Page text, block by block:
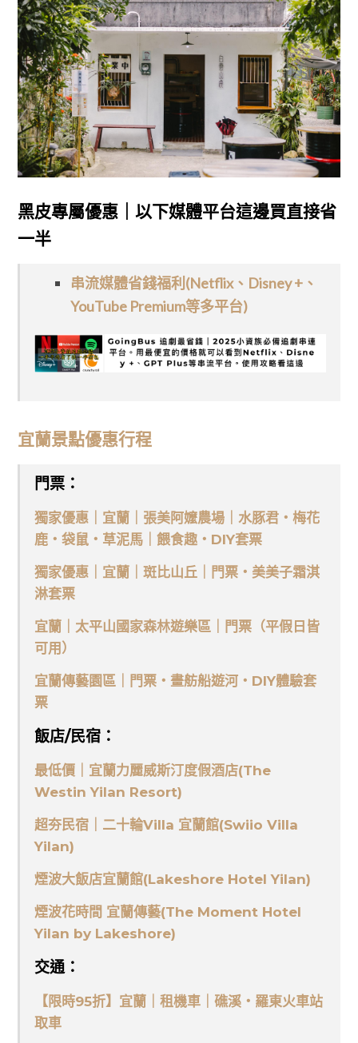
黑皮專屬優惠｜以下媒體平台這邊買直接省
一半
串流媒體省錢福利(Netflix、Disney +、
YouTube Premium等多平台)
宜蘭景點優惠行程
門票：
獨家優惠｜宜蘭｜張美阿嬤農場｜水豚君・梅花
鹿・袋鼠・草泥馬｜餵食趣・DIY套票
獨家優惠｜宜蘭｜斑比山丘｜門票・美美子霜淇
淋套票
宜蘭｜太平山國家森林遊樂區｜門票（平假日皆
可用）
宜蘭傳藝園區｜門票・畫舫船遊河・DIY體驗套
票
飯店/民宿：
最低價｜宜蘭力麗威斯汀度假酒店(The
Westin Yilan Resort)
超夯民宿｜二十輪Villa 宜蘭館(Swiio Villa
Yilan)
煙波大飯店宜蘭館(Lakeshore Hotel Yilan)
煙波花時間 宜蘭傳藝(The Moment Hotel
Yilan by Lakeshore)
交通：
【限時95折】宜蘭｜租機車｜礁溪・羅東火車站
取車